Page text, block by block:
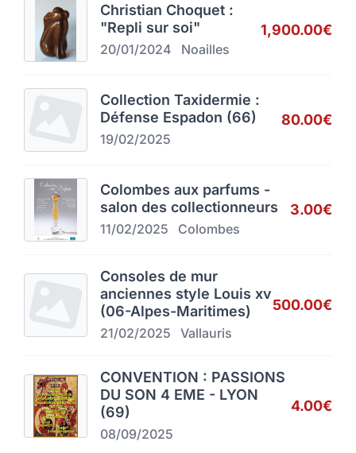
Christian Choquet :
"Repli sur soi"
20/01/2024 Noailles
1,900.00€
Collection Taxidermie :
Défense Espadon (66)
19/02/2025
80.00€
Colombes aux parfums -
salon des collectionneurs
11/02/2025 Colombes
3.00€
Consoles de mur
anciennes style Louis xv
(06-Alpes-Maritimes)
21/02/2025 Vallauris
500.00€
CONVENTION : PASSIONS
DU SON 4 EME - LYON
(69)
08/09/2025
4.00€